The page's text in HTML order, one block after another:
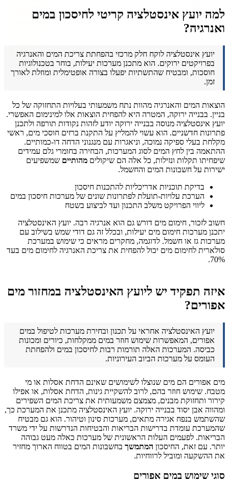
למה יועץ אינסטלציה קריטי לחיסכון במים
ואנרגיה?
יועץ אינסטלציה לוקח חלק מרכזי בהפחתת צריכת המים והאנרגיה
בפרויקטים ירוקים. הוא מתכנן מערכות יעילות, בוחר בטכנולוגיות
חוסכות, ומבטיח שהתשתיות יפעלו בצורה אופטימלית ומוזלת לאורך
זמן.
הוצאות המים והאנרגיה מהוות נתח משמעותי בעלויות התחזוקה של כל
בניין. בבנייה ירוקה, המטרה היא להפחית הוצאות אלו למינימום האפשרי.
יועץ אינסטלציה מנוסה בבנייה ירוקה יודע לזהות נקודות תורפה ולתכנן
פתרונות חדשניים. הוא עשוי להמליץ על התקנת ברזים חוסכי מים, ראשי
מקלחת בעלי ספיקה נמוכה, וניאגרות עם מנגנוני הדחה דו-כמותיים.
ההתאמה בין לחץ המים לסוג המערכות, הבחירה בחומרי גלם עמידים
שיפחיתו תקלות ונזילות, כל אלה הם שיקולים מהותיים שמשפיעים
ישירות על חשבונות המים והחשמל.
בדיקת תוכניות אדריכליות להתכנות חיסכון
הערכת עלויות-תועלת לפתרונות שונים של מערכות חיסכון במים
ליווי הפרויקט משלב התכנון ועד לביצוע בשטח
חשוב לזכור, חימום מים דורש גם הוא אנרגיה רבה. יועץ האינסטלציה
יתכנן מערכות חימום מים יעילות, ובכלל זה גם דודי שמש בשילוב עם
מערכות גז או חשמל. לדוגמה, מחקרים מראים כי שימוש במערכת
סולארית לחימום מים יכול להפחית את צריכת האנרגיה לחימום מים בעד
70%.
איזה תפקיד יש ליועץ האינסטלציה במחזור מים
אפורים?
יועץ האינסטלציה אחראי על תכנון ובחירת מערכות לטיפול במים
אפורים, המאפשרות שימוש חוזר במים ממקלחות, כיורים ומכונות
כביסה. המערכות האלה תורמות רבות לחיסכון במים ולהפחתת
העומס על מערכות הביוב העירוניות.
מים אפורים הם מים שנוצלו לשימושים שאינם הדחת אסלות או מי
מטבח. שימוש חוזר בהם, לרוב להשקיית גינות, הדחת אסלות, או אפילו
קירור ותחזוקת מבנים, מצמצם משמעותית את צריכת המים השפירים
ומהווה אבן יסוד בבנייה ירוקה. יועץ האינסטלציה מתכנן את המערכת כך,
שהשתמש בנפח אגירה מתאים, מערכות סינון וטיהור. הוא גם מבטיח
שהמערכת עומדת בדרישות הבריאות והבטיחות הנדרשות על ידי משרד
הבריאות. לפעמים העלות הראשונית של מערכות כאלה מעט גבוהה
יותר. עם זאת, החיסכון המתמשך בחשבונות המים בטווח הארוך מחזיר
את ההשקעה ומוביל לרווחיות.
סוגי שימוש במים אפורים